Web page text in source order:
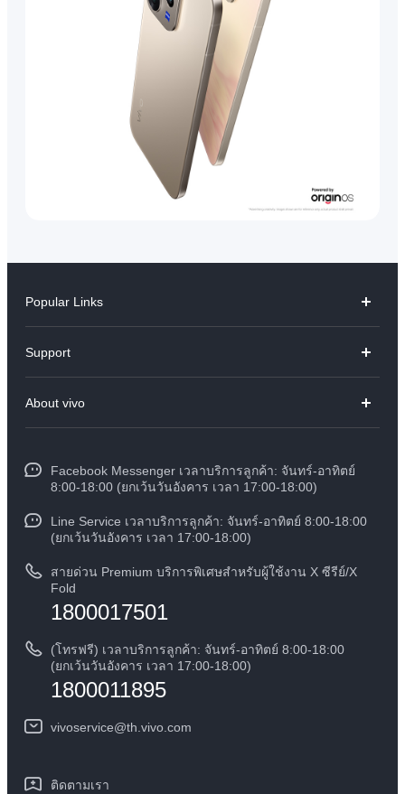
Popular Links
X300
Y31 5G
Support
Funtouch OS
สอบถามเกี่ยวกับราคาอะไหล่
การตรวจยืนยันหมายเลข IMEI
คำแนะนำเกี่ยวกับบัตรรับประกันของ vivo
ดาวน์โหลด LUTs สำหรับการคืนค่า Log
About vivo
ข้อมูลข่าว
สมัครงานที่ vivo
ข้อกฏหมาย
เกี่ยวกับเรา
ศูนย์ความเป็นส่วนตัวของวีโว่
ความยั่งยืน
Facebook Messenger เวลาบริการลูกค้า: จันทร์-อาทิตย์
8:00-18:00 (ยกเว้นวันอังคาร เวลา 17:00-18:00)
Line Service เวลาบริการลูกค้า: จันทร์-อาทิตย์ 8:00-18:00
(ยกเว้นวันอังคาร เวลา 17:00-18:00)
สายด่วน Premium บริการพิเศษสำหรับผู้ใช้งาน X ซีรีย์/X
Fold
1800017501
(โทรฟรี) เวลาบริการลูกค้า: จันทร์-อาทิตย์ 8:00-18:00
(ยกเว้นวันอังคาร เวลา 17:00-18:00)
1800011895
vivoservice@th.vivo.com
ติดตามเรา